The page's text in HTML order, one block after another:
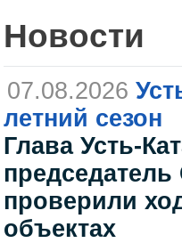
Новости
07.08.2026
летний сезон
Глава Усть-
проверили
объектах